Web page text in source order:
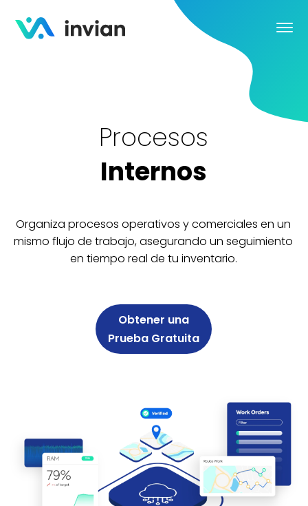
Procesos
Internos
Organiza procesos operativos y comerciales en
mismo flujo de trabajo, asegurando un
Obtener una